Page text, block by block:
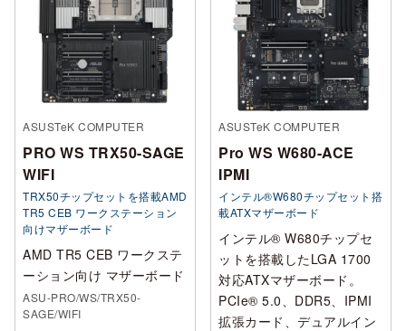
ASUSTeK COMPUTER
PRO WS TRX50-SAGE
WIFI
TRX50チップセットを搭載AMD
TR5 CEB ワークステーション
向けマザーボード
AMD TR5 CEB ワークステ
ーション向け マザーボード
ASU-PRO/WS/TRX50-
SAGE/WIFI
ASUSTeK COMPUTER
Pro WS W680-ACE
IPMI
インテル®W680チップセット搭
載ATXマザーボード
インテル® W680チップセ
ットを搭載したLGA 1700
対応ATXマザーボード。
PCIe® 5.0、DDR5、IPMI
拡張カード、デュアルイン